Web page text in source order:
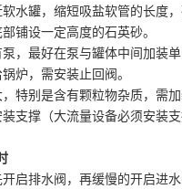
水罐，缩短吸盐软管的长度
铺设一定高度的石英砂。
，最好在泵与罐体中间加装单
炉，需安装止回阀。
特别是含有颗粒物杂质，需加
支撑（大流量设备必须安装支
启排水阀，再缓慢的开启进